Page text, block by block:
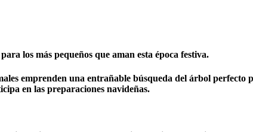
los más pequeños que aman esta época festiva.
emprenden una entrañable búsqueda del árbol
en las preparaciones navideñas.